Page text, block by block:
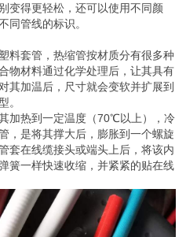
变得更轻松，还可以使用不同颜
同管线的标识。
料套管，热缩管按材质分有很多种
物材料通过化学处理后，让其具有
其加温后，尺寸就会变软并扩展到
。
加热到一定温度（70℃以上），冷
，是将其撑大后，膨胀到一个螺旋
套在线缆接头或端头上后，将该内
簧一样快速收缩，并紧紧的贴在线